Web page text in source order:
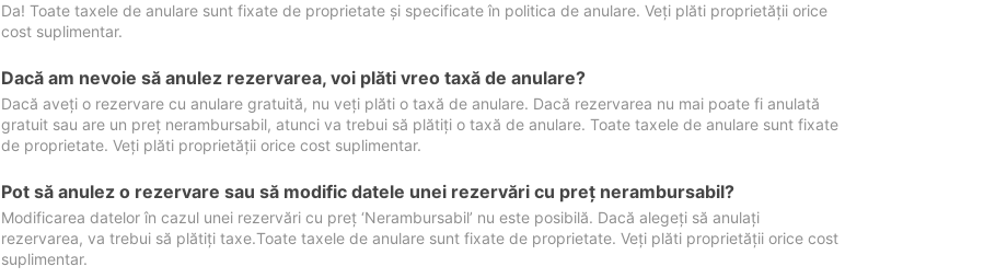
Da! Toate taxele de anulare sunt fixate de proprietate și specificate în politica de anulare. Veți plăti proprietății orice
cost suplimentar.
Dacă am nevoie să anulez rezervarea, voi plăti vreo taxă de anulare?
Dacă aveți o rezervare cu anulare gratuită, nu veți plăti o taxă de anulare. Dacă rezervarea nu mai poate fi anulată
gratuit sau are un preț nerambursabil, atunci va trebui să plătiți o taxă de anulare. Toate taxele de anulare sunt fixate
de proprietate. Veți plăti proprietății orice cost suplimentar.
Pot să anulez o rezervare sau să modific datele unei rezervări cu preţ nerambursabil?
Modificarea datelor în cazul unei rezervări cu preț ‘Nerambursabil’ nu este posibilă. Dacă alegeți să anulați
rezervarea, va trebui să plătiți taxe.Toate taxele de anulare sunt fixate de proprietate. Veți plăti proprietății orice cost
suplimentar.